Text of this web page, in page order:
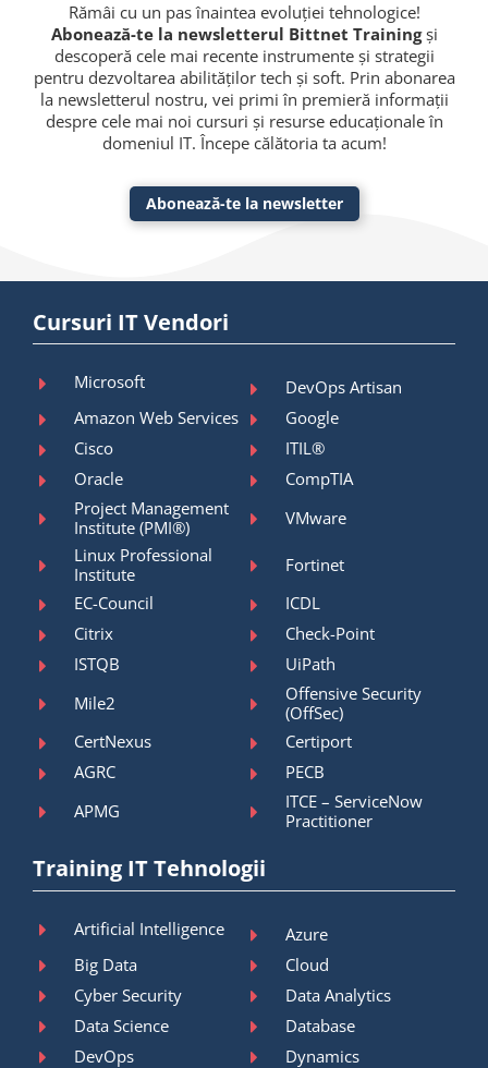
Rămâi cu un pas înaintea evoluției tehnologice!
Abonează-te la newsletterul Bittnet Trainingși
descoperă cele mai recente instrumente și strategii
pentru dezvoltarea abilităților tech și soft. Prin abonarea
la newsletterul nostru, vei primi în premieră informații
despre cele mai noi cursuri și resurse educaționale în
domeniul IT. Începe călătoria ta acum!
Abonează-te la newsletter
Cursuri IT Vendori
Microsoft
DevOps Artisan
Amazon Web Services
Google
Cisco
ITIL®
Oracle
CompTIA
Project Management
Institute (PMI®)
VMware
Linux Professional
Institute
Fortinet
EC-Council
ICDL
Citrix
Check-Point
ISTQB
UiPath
Mile2
Offensive Security
(OffSec)
CertNexus
Certiport
AGRC
PECB
APMG
ITCE – ServiceNow
Practitioner
Training IT Tehnologii
Artificial Intelligence
Azure
Big Data
Cloud
Cyber Security
Data Analytics
Data Science
Database
DevOps
Dynamics